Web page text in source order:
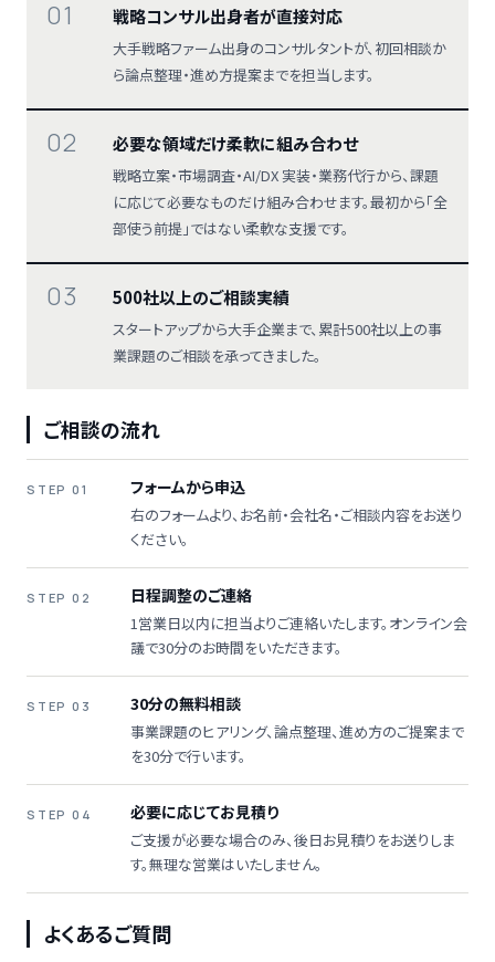
01 戦略コンサル出身者が直接対応
大手戦略ファーム出身のコンサルタントが、初回相談か
ら論点整理・進め方提案までを担当します。
02 必要な領域だけ柔軟に組み合わせ
戦略立案・市場調査・AI/DX 実装・業務代行から、課題
に応じて必要なものだけ組み合わせます。最初から「全
部使う前提」ではない柔軟な支援です。
03 500社以上のご相談実績
スタートアップから大手企業まで、累計500社以上の事
業課題のご相談を承ってきました。
ご相談の流れ
STEP 01 フォームから申込
右のフォームより、お名前・会社名・ご相談内容をお送り
ください。
STEP 02 日程調整のご連絡
1営業日以内に担当よりご連絡いたします。オンライン会
議で30分のお時間をいただきます。
STEP 03 30分の無料相談
事業課題のヒアリング、論点整理、進め方のご提案まで
を30分で行います。
STEP 04 必要に応じてお見積り
ご支援が必要な場合のみ、後日お見積りをお送りしま
す。無理な営業はいたしません。
よくあるご質問